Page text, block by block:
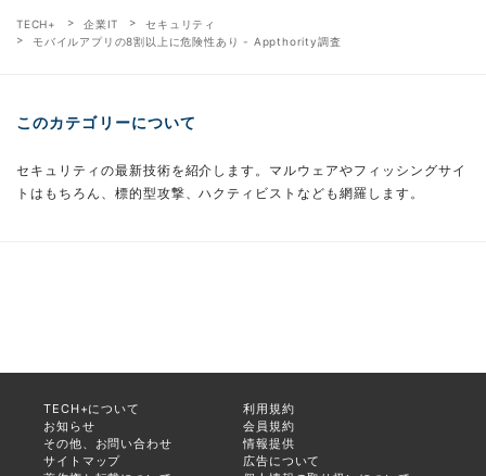
TECH+ 企業IT
セキュリティ
モバイルアプリの8割以上に危険性あり - Appthority調査
このカテゴリーについて
セキュリティの最新技術を紹介します。マルウェアやフィッシングサイ
トはもちろん、標的型攻撃、ハクティビストなども網羅します。
TECH+について
利用規約
お知らせ
会員規約
その他、お問い合わせ
情報提供
サイトマップ
広告について